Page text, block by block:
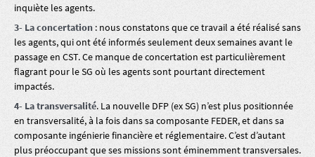
inquiète les agents.
3- La concertation : nous constatons que ce travail a été réalisé sans
les agents, qui ont été informés seulement deux semaines avant le
passage en CST. Ce manque de concertation est particulièrement
flagrant pour le SG où les agents sont pourtant directement
impactés.
4- La transversalité. La nouvelle DFP (ex SG) n’est plus positionnée
en transversalité, à la fois dans sa composante FEDER, et dans sa
composante ingénierie financière et réglementaire. C’est d’autant
plus préoccupant que ses missions sont éminemment transversales.